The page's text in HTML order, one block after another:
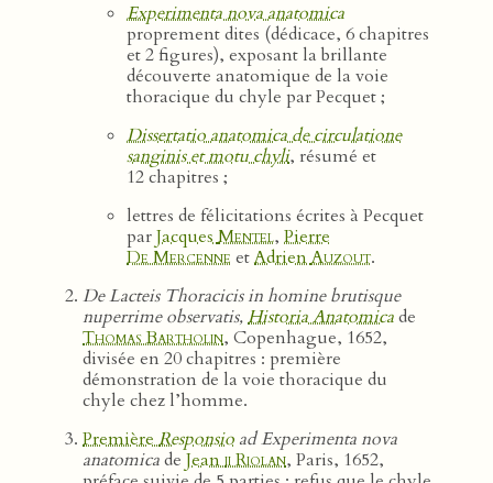
Experimenta nova anatomica
proprement dites (dédicace, 6 chapitres
et 2 figures), exposant la brillante
découverte anatomique de la voie
thoracique du chyle par Pecquet ;
Dissertatio anatomica de circulatione
sanginis et motu chyli, résumé et
12 chapitres ;
lettres de félicitations écrites à Pecquet
parJacquesMentel, Pierre
De Mercenne etAdrienAuzout.
De Lacteis Thoracicis in homine brutisque
nuperrime observatis,Historia Anatomicade
Thomas Bartholin, Copenhague, 1652,
divisée en 20 chapitres : première
démonstration de la voie thoracique du
chyle chez l’homme.
PremièreResponsio ad Experimenta nova
anatomicade Jeanii Riolan, Paris, 1652,